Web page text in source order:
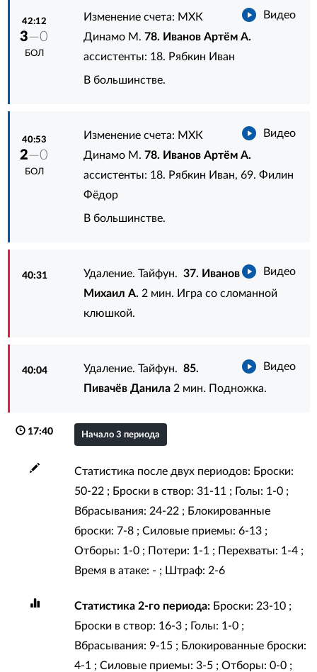
42:12
3—0
БОЛ
Видео
Изменение счета: МХК
Динамо М.78. Иванов Артём А.
ассистенты: 18. Рябкин Иван
В большинстве.
40:53
2—0
БОЛ
Видео
Изменение счета: МХК
Динамо М.78. Иванов Артём А.
ассистенты: 18. Рябкин Иван,69. Филин
Фёдор
В большинстве.
40:31 Видео
Удаление. Тайфун.37. Иванов
Михаил А. 2 мин. Игра со сломанной
клюшкой.
40:04 Видео
Удаление. Тайфун.85.
Пивачёв Данила 2 мин. Подножка.
17:40 Начало 3 периода
Статистика после двух периодов: Броски:
50-22 ; Броски в створ: 31-11 ; Голы: 1-0 ;
Вбрасывания: 24-22 ; Блокированные
броски: 7-8 ; Силовые приемы: 6-13 ;
Отборы: 1-0 ; Потери: 1-1 ; Перехваты: 1-4 ;
Время в атаке: - ; Штраф: 2-6
Статистика 2-го периода:Броски: 23-10 ;
Броски в створ: 16-3 ; Голы: 1-0 ;
Вбрасывания: 9-15 ; Блокированные броски:
4-1 ; Силовые приемы: 3-5 ; Отборы: 0-0 ;